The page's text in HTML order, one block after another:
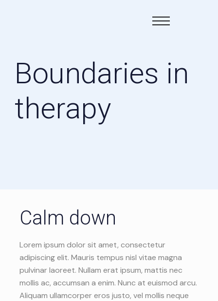
Boundaries in
therapy
Calm down
Lorem ipsum dolor sit amet, consectetur
adipiscing elit. Mauris tempus nisl vitae magna
pulvinar laoreet. Nullam erat ipsum, mattis nec
mollis ac, accumsan a enim. Nunc at euismod arcu.
Aliquam ullamcorper eros justo, vel mollis neque